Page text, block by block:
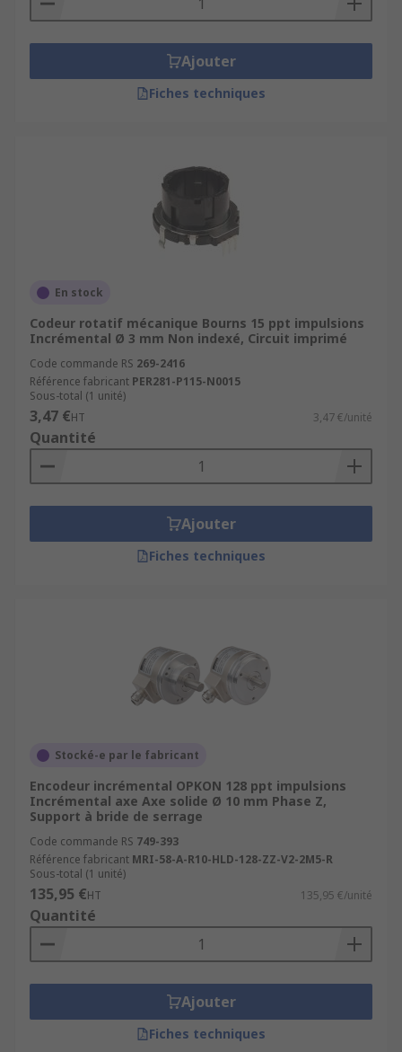
Ajouter
Fiches techniques
En stock
Codeur rotatif mécanique Bourns 15 ppt impulsions
Incrémental Ø 3 mm Non indexé, Circuit imprimé
Code commande RS 269-2416
Référence fabricant PER281-P115-N0015
Sous-total (1 unité)
3,47 €HT 3,47 €/unité
Quantité
Ajouter
Fiches techniques
Stocké-e par le fabricant
Encodeur incrémental OPKON 128 ppt impulsions
Incrémental axe Axe solide Ø 10 mm Phase Z,
Support à bride de serrage
Code commande RS 749-393
Référence fabricant MRI-58-A-R10-HLD-128-ZZ-V2-2M5-R
Sous-total (1 unité)
135,95 €HT 135,95 €/unité
Quantité
Ajouter
Fiches techniques